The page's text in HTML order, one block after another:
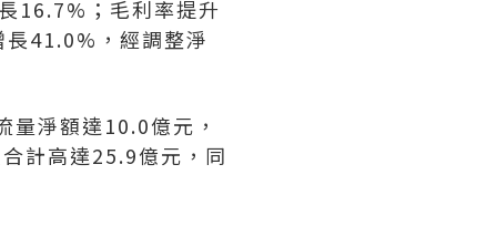
16.7%；毛利率提升
41.0%，經調整淨
淨額達10.0億元，
計高達25.9億元，同